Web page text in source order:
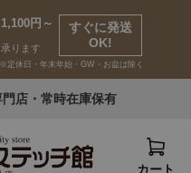
1,100円～
承ります
すぐに発送
OK!
※定休日・年末年始・GW・お盆は除く
店・常時在庫保有
カート
ゲスト 様